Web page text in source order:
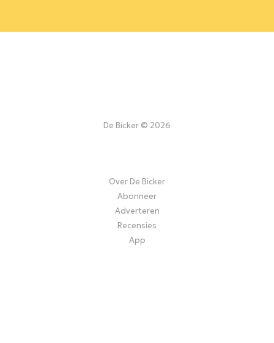
De Bicker © 2026
Over De Bicker
Abonneer
Adverteren
Recensies
App